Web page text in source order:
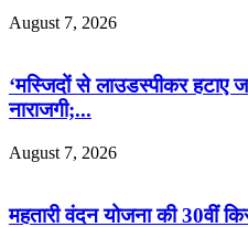
August 7, 2026
‘मस्जिदों से लाउडस्पीकर हटाए
नाराजगी;...
August 7, 2026
महतारी वंदन योजना की 30वीं